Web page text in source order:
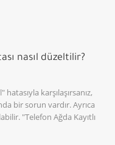
nasıl düzeltilir?
karşılaşırsanız,
bir sorun vardır. Ayrıca
"Telefon Ağda Kayıtlı